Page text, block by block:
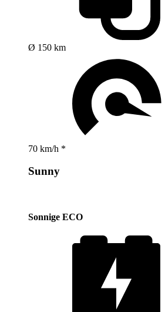
Ø 150 km
70 km/h *
Sunny
Sonnige ECO